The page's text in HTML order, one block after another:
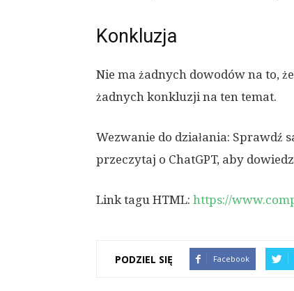
Konkluzja
Nie ma żadnych dowodów na to,
żadnych konkluzji na ten temat.
Wezwanie do działania: Sprawdź
przeczytaj o ChatGPT, aby
Link tagu HTML: https://
PODZIEL SIĘ Facebook